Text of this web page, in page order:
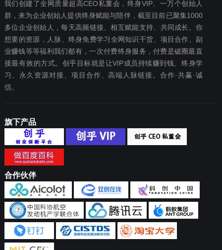
我们创建了全网质量超高CEO私董会，终身VIP、一万个创始人
群，来为企业创始人提供终身赋能与陪伴，截至目前已聚集1000
多位企业创始人，每天高频链接、相互赋能支持、共同成长。你
想要‬的资源，人脉、终身免费学习全网知识干货、项目合作、副
业赚钱等等福利我们都‬有，一次付费终‬身服务，付费是破圈最‬直
接最有效‬的方式。创乎目标就是让VIP成员持续赚到钱、终身学
习、永久资源对接、项目合作、高端人脉链接。合作·共赢·诚
信。
旗下产品
合作伙伴